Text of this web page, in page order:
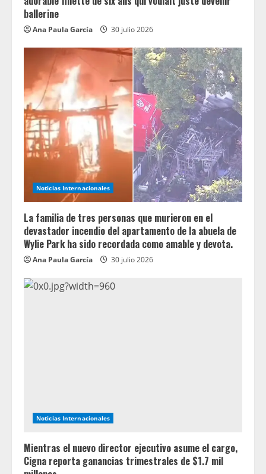
ballerine
Ana Paula García 30 julio 2026
Noticias Internacionales
La familia de tres personas que murieron en el
devastador incendio del apartamento de la abuela de
Wylie Park ha sido recordada como amable y devota.
Ana Paula García 30 julio 2026
Noticias Internacionales
Mientras el nuevo director ejecutivo asume el cargo,
Cigna reporta ganancias trimestrales de $1.7 mil